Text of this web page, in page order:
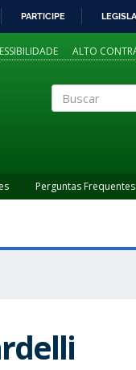
PARTICIPE
ALTO
Perguntas Frequentes